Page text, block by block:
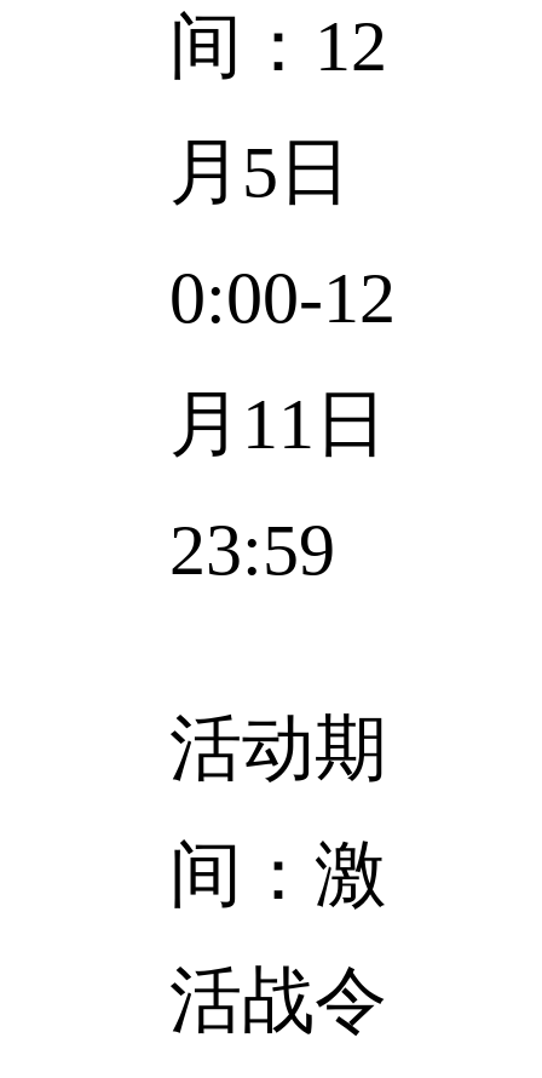
间： 12
月5日
0:00-12
月11日
23:59
活动期
间：激
活战令